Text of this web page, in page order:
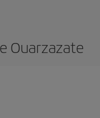
Ouarzazate